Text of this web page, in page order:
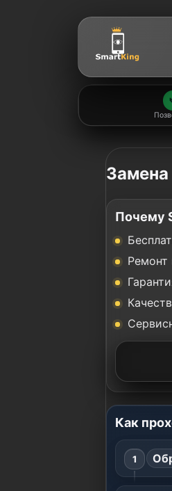
Почему
Ремонт
Как